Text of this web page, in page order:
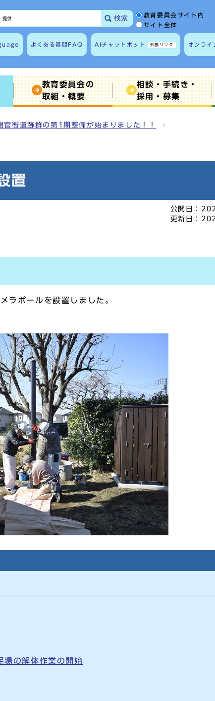
検索 サイト内検索の範囲
教育委員会サイト内
サイト全体
よくある質問 FAQ AIチャットボット 外部リンク オンライ
教育委員会の
取組・概要
相談・手続き・
採用・募集
官衙遺跡群の第1期整備が始まりました！！
置
公開日：
更新日：
ラポールを設置しました。
の解体作業の開始